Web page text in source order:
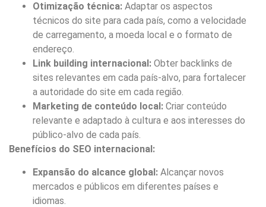
Otimização técnica: Adaptar os aspectos
técnicos do site para cada país, como a velocidade
de carregamento, a moeda local e o formato de
endereço.
Link building internacional: Obter backlinks de
sites relevantes em cada país-alvo, para fortalecer
a autoridade do site em cada região.
Marketing de conteúdo local: Criar conteúdo
relevante e adaptado à cultura e aos interesses do
público-alvo de cada país.
Benefícios do SEO internacional:
Expansão do alcance global: Alcançar novos
mercados e públicos em diferentes países e
idiomas.